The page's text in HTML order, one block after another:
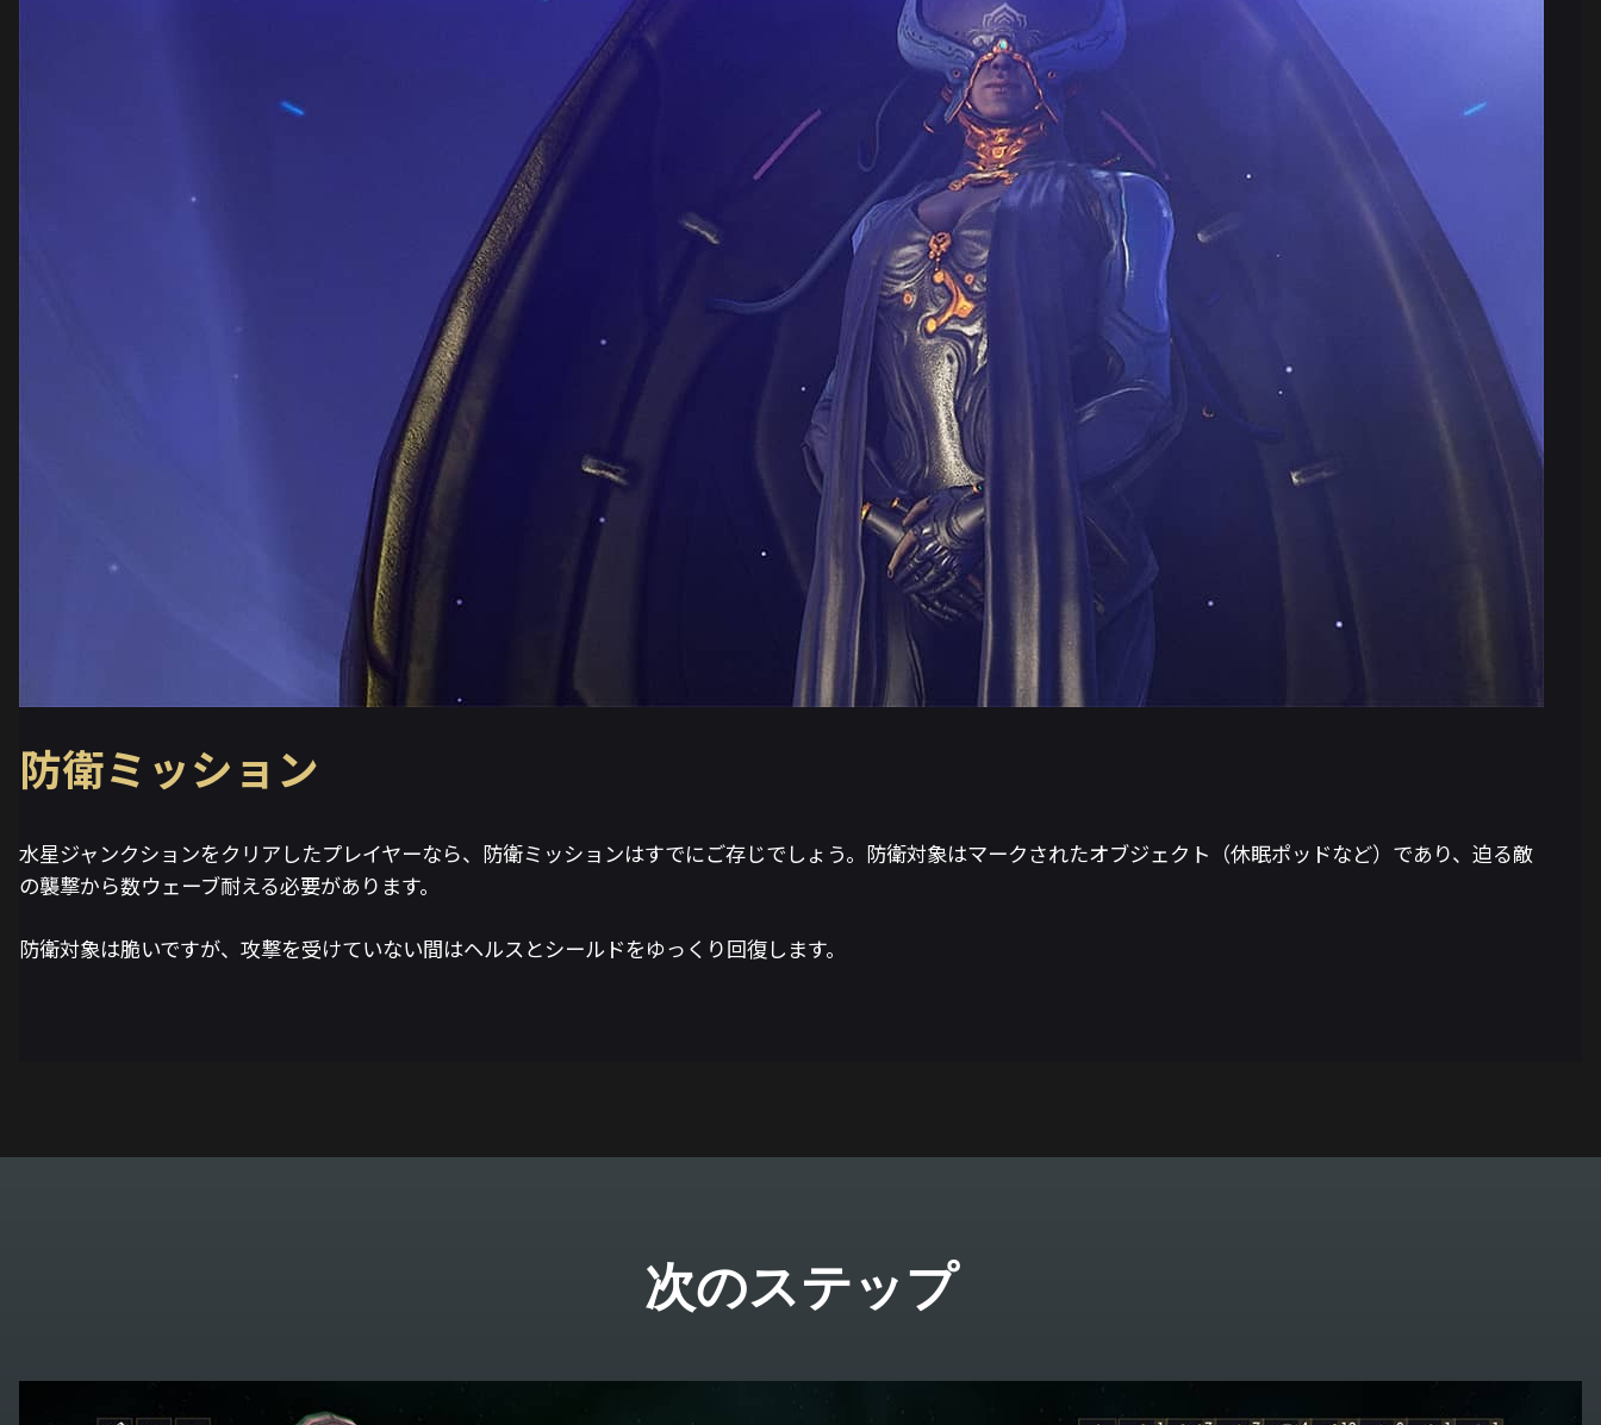
防衛ミッション
水星ジャンクションをクリアしたプレイヤーなら、防衛ミッションはすでにご存じでしょう。防衛対象はマークされたオブジェクト（休眠ポッドなど）であり、迫る敵
の襲撃から数ウェーブ耐える必要があります。
防衛対象は脆いですが、攻撃を受けていない間はヘルスとシールドをゆっくり回復します。
次のステップ